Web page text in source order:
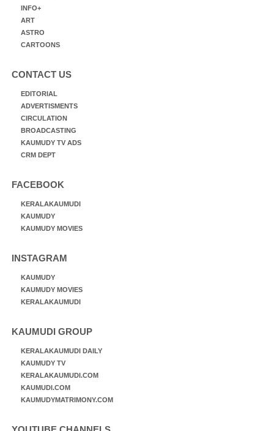
INFO+
ART
ASTRO
CARTOONS
CONTACT US
EDITORIAL
ADVERTISMENTS
CIRCULATION
BROADCASTING
KAUMUDY TV ADS
CRM DEPT
FACEBOOK
KERALAKAUMUDI
KAUMUDY
KAUMUDY MOVIES
INSTAGRAM
KAUMUDY
KAUMUDY MOVIES
KERALAKAUMUDI
KAUMUDI GROUP
KERALAKAUMUDI DAILY
KAUMUDY TV
KERALAKAUMUDI.COM
KAUMUDI.COM
KAUMUDYMATRIMONY.COM